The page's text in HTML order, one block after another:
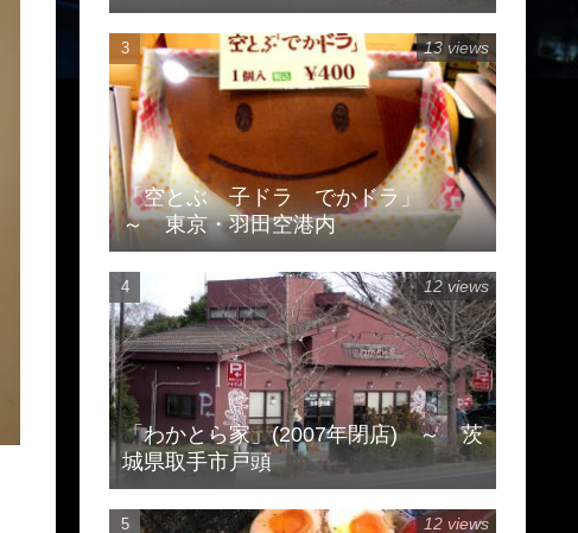
「空とぶ 子ドラ でかドラ」
～ 東京・羽田空港内
13 views
「わかとら家」(2007年閉店) ～ 茨
城県取手市戸頭
12 views
12 views